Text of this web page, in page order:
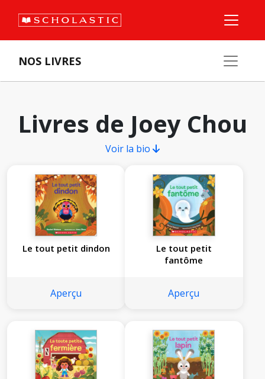
NOS LIVRES
Livres de Joey Chou
Voir la bio
Le tout petit dindon
Aperçu
Le tout petit
fantôme
Aperçu